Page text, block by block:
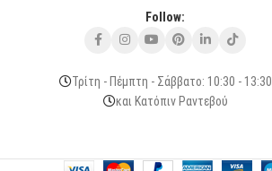
Follow:
Τρίτη - Πέμπτη - Σάββατο: 10:30 - 13:30
και Κατόπιν Ραντεβού